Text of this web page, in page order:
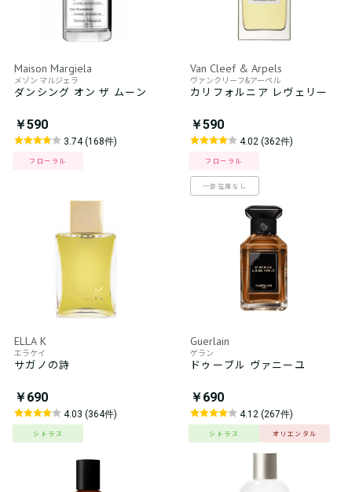
Maison Margiela
メゾン マルジェラ
ダンシング オン ザ ムーン
￥590
3.74 (168件)
フローラル
Van Cleef & Arpels
ヴァンクリーフ&アーペル
カリフォルニア レヴェリー
￥590
4.02 (362件)
フローラル
一部在庫なし
ELLA K
エラケイ
サガノの詩
￥690
4.03 (364件)
シトラス
Guerlain
ゲラン
ドゥーブル ヴァニーユ
￥690
4.12 (267件)
シトラス オリエンタル